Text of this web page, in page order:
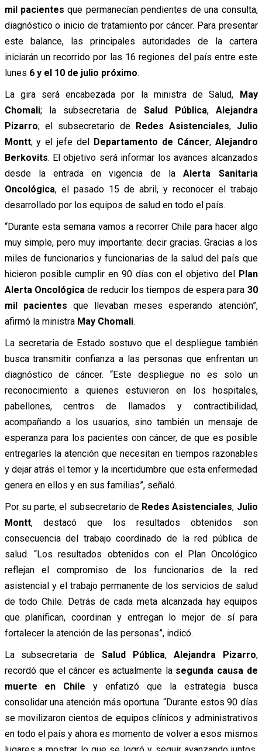
mil pacientes que permanecían pendientes de una consulta,
diagnóstico o inicio de tratamiento por cáncer. Para presentar
este balance, las principales autoridades de la cartera
iniciarán un recorrido por las 16 regiones del país entre este
lunes 6 y el 10 de julio próximo.
La gira será encabezada por la ministra de Salud, May
Chomali; la subsecretaria de Salud Pública, Alejandra
Pizarro; el subsecretario de Redes Asistenciales, Julio
Montt; y el jefe del Departamento de Cáncer, Alejandro
Berkovits. El objetivo será informar los avances alcanzados
desde la entrada en vigencia de laAlerta Sanitaria
Oncológica, el pasado 15 de abril, y reconocer el trabajo
desarrollado por los equipos de salud en todo el país.
“Durante esta semana vamos a recorrer Chile para hacer algo
muy simple, pero muy importante: decir gracias. Gracias a los
miles de funcionarios y funcionarias de la salud del país que
hicieron posible cumplir en 90 días con el objetivo del Plan
Alerta Oncológica de reducir los tiempos de espera para 30
mil pacientes que llevaban meses esperando atención”,
afirmó la ministra May Chomali.
La secretaria de Estado sostuvo que el despliegue también
busca transmitir confianza a las personas que enfrentan un
diagnóstico de cáncer. “Este despliegue no es solo un
reconocimiento a quienes estuvieron en los hospitales,
pabellones, centros de llamados y contractibilidad,
acompañando a los usuarios, sino también un mensaje de
esperanza para los pacientes con cáncer, de que es posible
entregarles la atención que necesitan en tiempos razonables
y dejar atrás el temor y la incertidumbre que esta enfermedad
genera en ellos y en sus familias”, señaló.
Por su parte, el subsecretario de Redes Asistenciales, Julio
Montt, destacó que los resultados obtenidos son
consecuencia del trabajo coordinado de la red pública de
salud. “Los resultados obtenidos con el Plan Oncológico
reflejan el compromiso de los funcionarios de la red
asistencial y el trabajo permanente de los servicios de salud
de todo Chile. Detrás de cada meta alcanzada hay equipos
que planifican, coordinan y entregan lo mejor de sí para
fortalecer la atención de las personas”, indicó.
La subsecretaria de Salud Pública, Alejandra Pizarro,
recordó que el cáncer es actualmente la segunda causa de
muerte en Chile y enfatizó que la estrategia busca
consolidar una atención más oportuna. “Durante estos 90 días
se movilizaron cientos de equipos clínicos y administrativos
en todo el país y ahora es momento de volver a esos mismos